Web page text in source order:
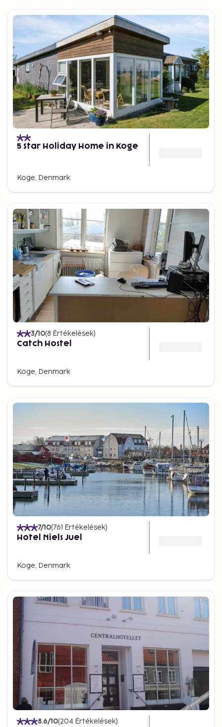
5 Star Holiday Home in Koge
Koge, Denmark
3/10(8 Értékelések)
Catch Hostel
Koge, Denmark
7/10(761 Értékelések)
Hotel Niels Juel
Koge, Denmark
8.6/10(204 Értékelések)